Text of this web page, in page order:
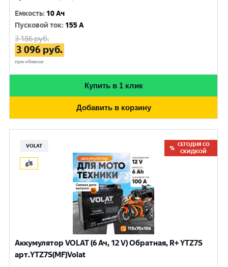
Емкость: 10 Ач
Пусковой ток: 155 A
3 186руб.
3 096 руб.
при обмене
Купить в 1 клик
Добавить в корзину
VOLAT
СЕГОДНЯ СО
СКИДКОЙ
Аккумулятор VOLAT (6 Ач, 12 V) Обратная, R+ YTZ7S
арт.YTZ7S(MF)Volat